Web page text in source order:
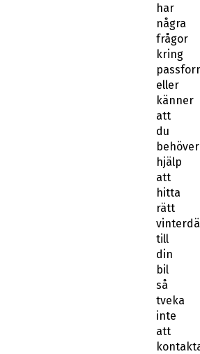
har
några
frågor
kring
eller
känner
att
du
behöver
hjälp
att
hitta
rätt
till
din
bil
så
tveka
inte
att